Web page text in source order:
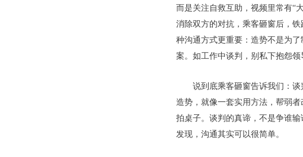
而是关注自救互助，视频里常有“
消除双方的对抗，乘客砸窗后，
种沟通方式更重要：造势不是为
案。如工作中谈判，别私下抱怨
说到底乘客砸窗告诉我们：
造势，就像一套实用方法，帮弱
拍桌子。谈判的真谛，不是争谁
发现，沟通其实可以很简单。